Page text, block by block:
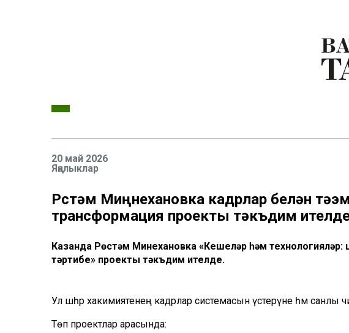
20 май 2026
Яңалыклар
Рөстәм Миңнехановка кадрлар белән
трансформация проекты тәкъдим
Казанда Рөстәм Миңнехановка «Кешеләр һәм
тәртибе» проекты тәкъдим ителде.
Ул шәһәр хакимиятенең кадрлар системасын үстерүне һәм санлы
Төп проектлар арасында: